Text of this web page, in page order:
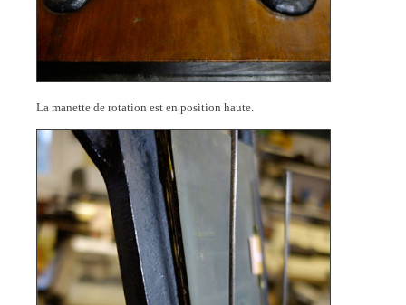
La manette de rotation est en position haute.